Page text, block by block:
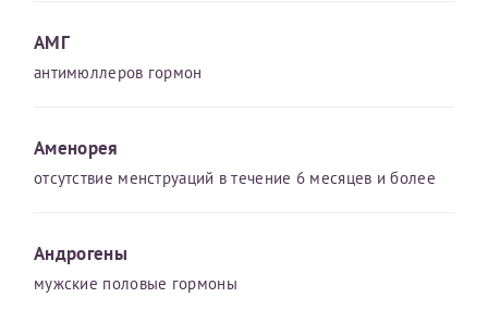
АМГ
антимюллеров гормон
Аменорея
отсутствие менструаций в течение 6 месяцев и более
Андрогены
мужские половые гормоны
Принимаю условия
Отчество*
Дата рождения*
Для предоставления в налоговые органы Российской